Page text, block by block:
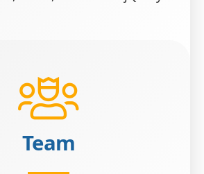
Team